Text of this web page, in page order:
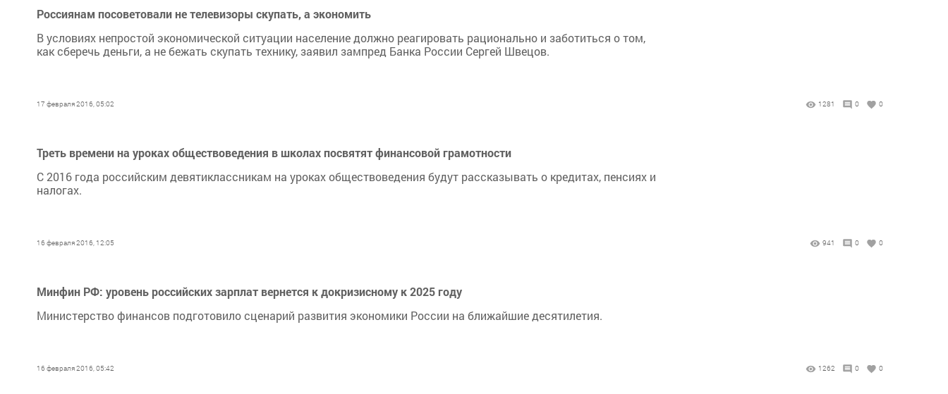
Россиянам посоветовали не телевизоры скупать, а экономить
В условиях непростой экономической ситуации население должно реагировать рационально и заботиться о том,
как сберечь деньги, а не бежать скупать технику, заявил зампред Банка России Сергей Швецов.
17 февраля 2016, 05:02 1281 0 0
Треть времени на уроках обществоведения в школах посвятят финансовой грамотности
С 2016 года российским девятиклассникам на уроках обществоведения будут рассказывать о кредитах, пенсиях и
налогах.
16 февраля 2016, 12:05 941 0 0
Минфин РФ: уровень российских зарплат вернется к докризисному к 2025 году
Министерство финансов подготовило сценарий развития экономики России на ближайшие десятилетия.
16 февраля 2016, 05:42 1262 0 0